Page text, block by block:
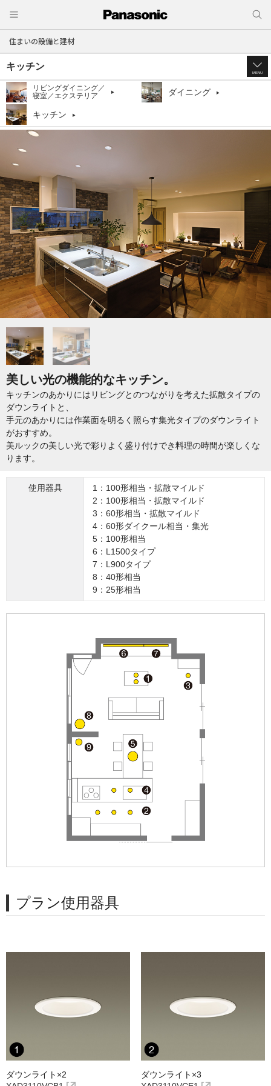
住まいの設備と建材
キッチン
MENU
リビングダイニング／
寝室／エクステリア
ダイニング
キッチン
美しい光の機能的なキッチン。
キッチンのあかりにはリビングとのつながりを考えた拡散タイプの
ダウンライトと、
手元のあかりには作業面を明るく照らす集光タイプのダウンライト
がおすすめ。
美ルックの美しい光で彩りよく盛り付けでき料理の時間が楽しくな
ります。
使用器具
1：100形相当・拡散マイルド
2：100形相当・拡散マイルド
3：60形相当・拡散マイルド
4：60形ダイクール相当・集光
5：100形相当
6：L1500タイプ
7：L900タイプ
8：40形相当
9：25形相当
プラン使用器具
ダウンライト×2
ダウンライト×3